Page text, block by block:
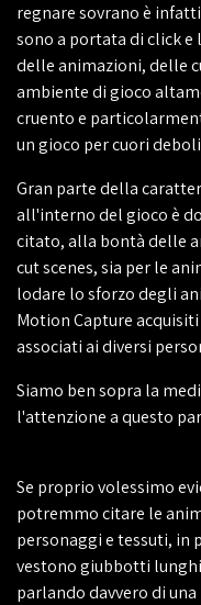
regnare sovrano è
sono a portata di click
delle animazioni, delle
ambiente di gioco
cruento e
un gioco per cuori
Gran parte della
all'interno del gioco è
citato, alla bontà delle
cut scenes, sia per le
lodare lo sforzo degli
Motion Capture
associati ai diversi
Siamo ben sopra la
l'attenzione a questo
Se proprio volessimo
potremmo citare le
personaggi e tessuti, in
vestono giubbotti
parlando davvero di